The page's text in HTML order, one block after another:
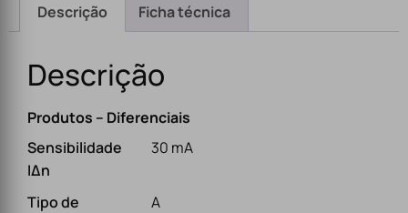
Descrição Ficha técnica
Descrição
Produtos – Diferenciais
Sensibilidade
IΔn
30 mA
Tipo de
A